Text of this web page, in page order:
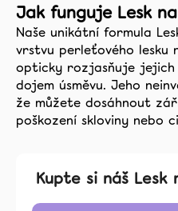
Jak funguje Lesk
Naše unikátní formula
vrstvu perleťového lesku
opticky rozjasňuje jejich
dojem úsměvu. Jeho
že můžete dosáhnout
poškození skloviny nebo
Kupte si náš